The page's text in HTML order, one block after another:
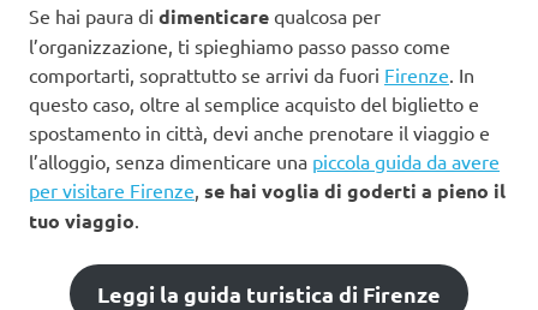
Se hai paura di dimenticare qualcosa per
l’organizzazione, ti spieghiamo passo passo come
comportarti, soprattutto se arrivi da fuori Firenze . In
questo caso, oltre al semplice acquisto del biglietto e
spostamento in città, devi anche prenotare il viaggio e
l’alloggio, senza dimenticare una piccola guida da avere
per visitare Firenze se hai voglia di goderti a pieno il
tuo viaggio
Leggi la guida turistica di Firenze